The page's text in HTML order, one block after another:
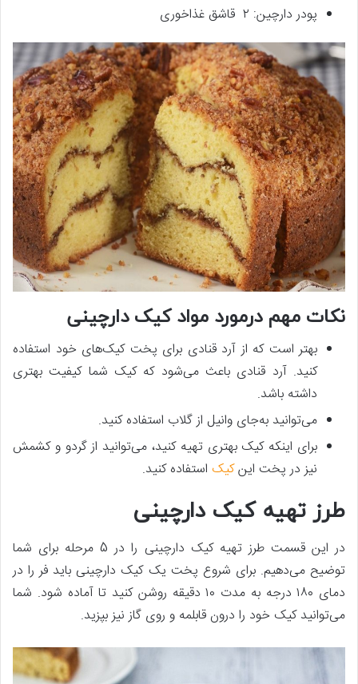
پودر دارچین: ۲ قاشق غذاخوری
نکات مهم درمورد مواد کیک دارچینی
بهتر است که از آرد قنادی برای پخت کیک‌های خود استفاده
کنید. آرد قنادی باعث می‌شود که کیک شما کیفیت بهتری
داشته باشد.
می‌توانید به‌جای وانیل از گلاب استفاده کنید.
برای اینکه کیک بهتری تهیه کنید، می‌توانید از گردو و کشمش
نیز در پخت اینکیک استفاده کنید.
طرز تهیه کیک دارچینی
در این قسمت طرز تهیه کیک دارچینی را در 5 مرحله برای شما
توضیح می‌دهیم. برای شروع پخت یک کیک دارچینی باید فر را در
دمای ۱۸۰ درجه به مدت ۱۰ دقیقه روشن کنید تا آماده شود. شما
می‌توانید کیک خود را درون قابلمه و روی گاز نیز بپزید.